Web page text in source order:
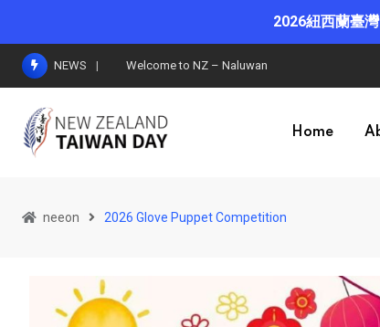
2026紐西蘭臺
NEWS Welcome to NZ – Miao Hsuan Dance Group
Home
neeon 2026 Glove Puppet Competition